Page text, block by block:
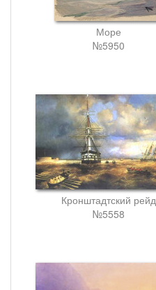
Море
№5950
Кронштадтский рейд
№5558